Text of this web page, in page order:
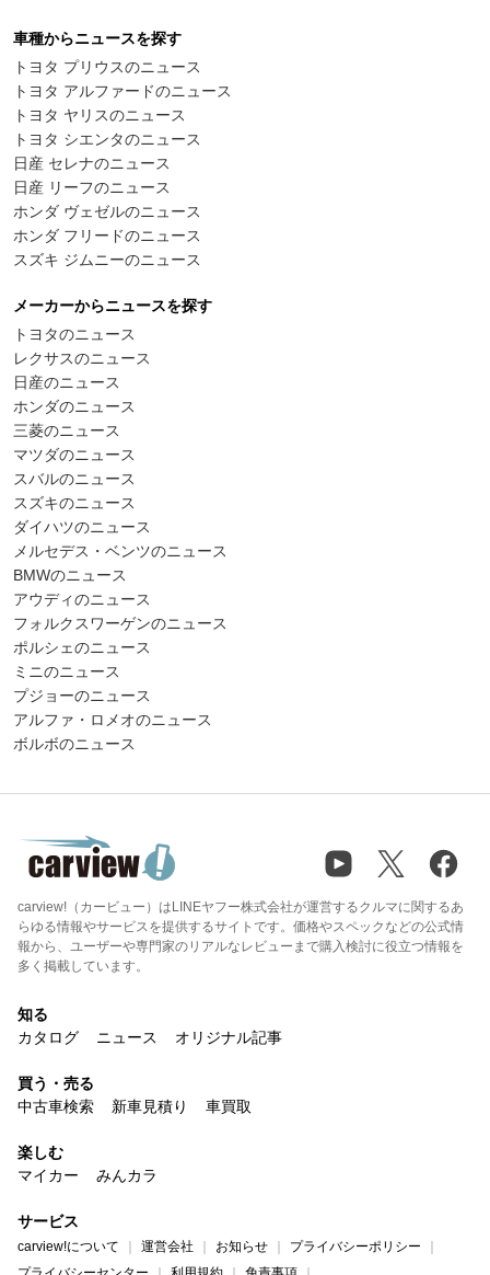
車種からニュースを探す
トヨタ プリウスのニュース
トヨタ アルファードのニュース
トヨタ ヤリスのニュース
トヨタ シエンタのニュース
日産 セレナのニュース
日産 リーフのニュース
ホンダ ヴェゼルのニュース
ホンダ フリードのニュース
スズキ ジムニーのニュース
メーカーからニュースを探す
トヨタのニュース
レクサスのニュース
日産のニュース
ホンダのニュース
三菱のニュース
マツダのニュース
スバルのニュース
スズキのニュース
ダイハツのニュース
メルセデス・ベンツのニュース
BMWのニュース
アウディのニュース
フォルクスワーゲンのニュース
ポルシェのニュース
ミニのニュース
プジョーのニュース
アルファ・ロメオのニュース
ボルボのニュース
carview!（カービュー）はLINEヤフー株式会社が運営するクルマに関するあ
らゆる情報やサービスを提供するサイトです。価格やスペックなどの公式情
報から、ユーザーや専門家のリアルなレビューまで購入検討に役立つ情報を
多く掲載しています。
知る
カタログ
ニュース オリジナル記事
買う・売る
中古車検索
新車見積り 車買取
楽しむ
マイカー
みんカラ
サービス
carview!について 運営会社 お知らせ
プライバシーポリシー